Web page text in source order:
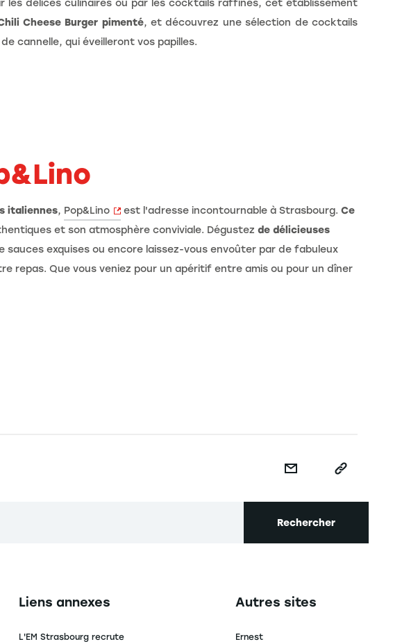
les délices culinaires ou par les cocktails raffinés, cet établissement
Cheese Burger pimenté, et découvrez une sélection de cocktails
cannelle, qui éveilleront vos papilles.
italiennes, Pop&Lino est l'adresse incontournable à Strasbourg.Ce
et son atmosphère conviviale. Dégustez de délicieuses
sauces exquises ou encore laissez-vous envoûter par de fabuleux
repas. Que vous veniez pour un apéritif entre amis ou pour un dîner
Rechercher
Navigation secondaire footer
Liens annexes
L'EM Strasbourg recrute
Navigation tertiaire footer
Autres sites
Ernest